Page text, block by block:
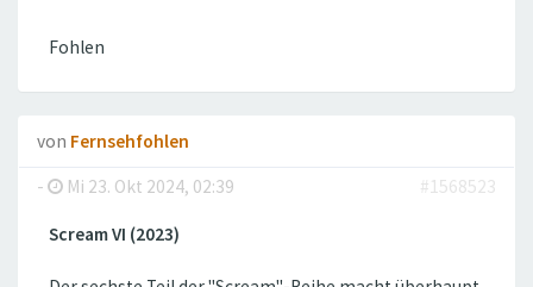
Fohlen
von Fernsehfohlen
-
Mi 23. Okt 2024, 02:39 #1568523
Scream VI (2023)